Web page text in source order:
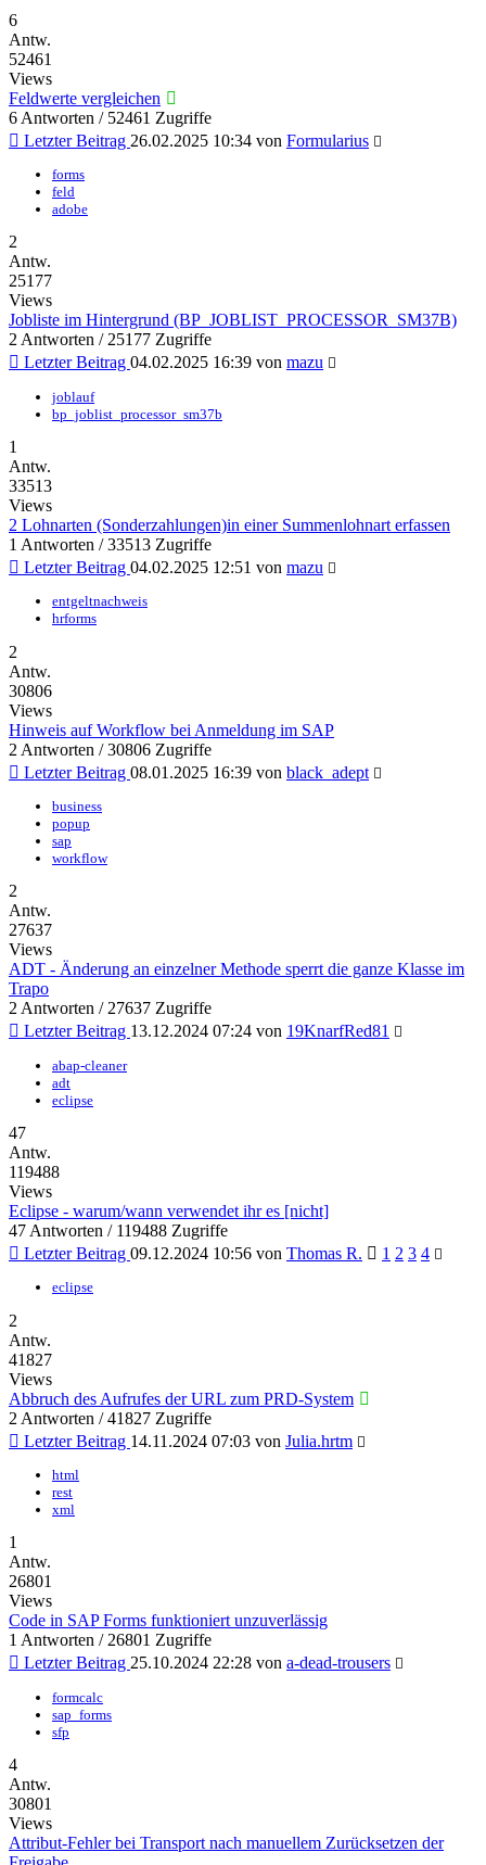
6
Antw.
52461
Views
Feldwerte vergleichen
6 Antworten / 52461 Zugriffe
Letzter Beitrag 26.02.2025 10:34 von Formularius
forms
feld
adobe
2
Antw.
25177
Views
Jobliste im Hintergrund (BP_JOBLIST_PROCESSOR_SM37B)
2 Antworten / 25177 Zugriffe
Letzter Beitrag 04.02.2025 16:39 von mazu
joblauf
bp_joblist_processor_sm37b
1
Antw.
33513
Views
2 Lohnarten (Sonderzahlungen)in einer Summenlohnart erfassen
1 Antworten / 33513 Zugriffe
Letzter Beitrag 04.02.2025 12:51 von mazu
entgeltnachweis
hrforms
2
Antw.
30806
Views
Hinweis auf Workflow bei Anmeldung im SAP
2 Antworten / 30806 Zugriffe
Letzter Beitrag 08.01.2025 16:39 von black_adept
business
popup
sap
workflow
2
Antw.
27637
Views
ADT - Änderung an einzelner Methode sperrt die ganze Klasse im
Trapo
2 Antworten / 27637 Zugriffe
Letzter Beitrag 13.12.2024 07:24 von 19KnarfRed81
abap-cleaner
adt
eclipse
47
Antw.
119488
Views
Eclipse - warum/wann verwendet ihr es [nicht]
47 Antworten / 119488 Zugriffe
Letzter Beitrag 09.12.2024 10:56 von Thomas R. 1 2 3 4
eclipse
2
Antw.
41827
Views
Abbruch des Aufrufes der URL zum PRD-System
2 Antworten / 41827 Zugriffe
Letzter Beitrag 14.11.2024 07:03 von Julia.hrtm
html
rest
xml
1
Antw.
26801
Views
Code in SAP Forms funktioniert unzuverlässig
1 Antworten / 26801 Zugriffe
Letzter Beitrag 25.10.2024 22:28 von a-dead-trousers
formcalc
sap_forms
sfp
4
Antw.
30801
Views
Attribut-Fehler bei Transport nach manuellem Zurücksetzen der